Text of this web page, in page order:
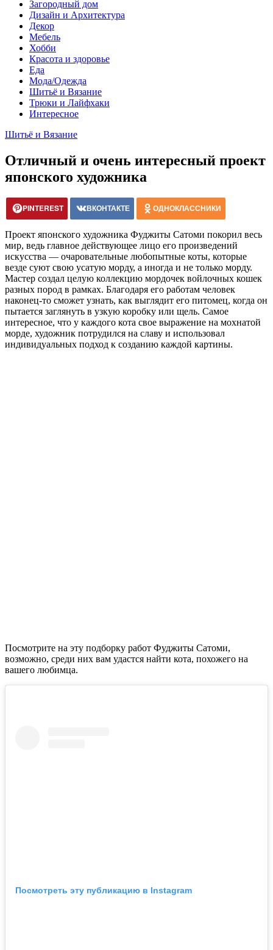
Загородный дом
Дизайн и Архитектура
Декор
Мебель
Хобби
Красота и здоровье
Еда
Мода/Одежда
Шитьё и Вязание
Трюки и Лайфхаки
Интересное
Шитьё и Вязание
Отличный и очень интересный проект
японского художника
PINTEREST ВКОНТАКТЕ ОДНОКЛАССНИКИ
Проект японского художника Фуджиты Сатоми покорил весь
мир, ведь главное действующее лицо его произведений
искусства — очаровательные любопытные коты, которые
везде суют свою усатую морду, а иногда и не только морду.
Мастер создал целую коллекцию мордочек войлочных кошек
разных пород в рамках. Благодаря его работам человек
наконец-то сможет узнать, как выглядит его питомец, когда он
пытается заглянуть в узкую коробку или щель. Самое
интересное, что у каждого кота свое выражение на мохнатой
морде, художник потрудился на славу и использовал
индивидуальных подход к созданию каждой картины.
Посмотрите на эту подборку работ Фуджиты Сатоми,
возможно, среди них вам удастся найти кота, похожего на
вашего любимца.
Посмотреть эту публикацию в Instagram